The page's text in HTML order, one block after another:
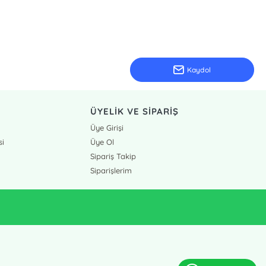
Kaydol
ÜYELİK VE SİPARİŞ
Üye Girişi
Üye Ol
Sipariş Takip
Siparişlerim